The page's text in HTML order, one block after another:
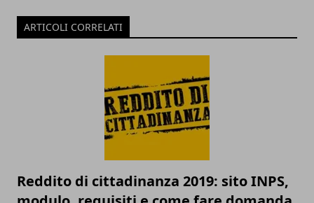
ARTICOLI CORRELATI
Reddito di cittadinanza 2019: sito INPS,